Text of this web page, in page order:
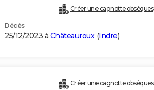
Créer une cagnotte obsèques
Décès
25/12/2023 à Châteauroux(Indre)
Créer une cagnotte obsèques